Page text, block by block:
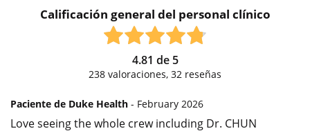
Calificación general del personal clínico
4.81 de 5
238 valoraciones, 32 reseñas
Paciente de Duke Health - February 2026
Love seeing the whole crew including Dr. CHUN